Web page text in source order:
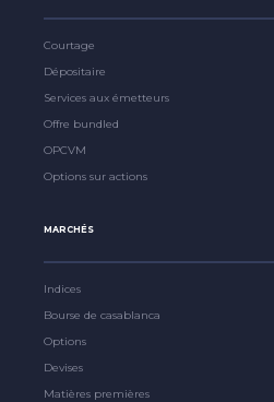
Courtage
Dépositaire
Services aux émetteurs
Offre bundled
OPCVM
Options sur actions
MARCHÉS
Indices
Bourse de casablanca
Options
Devises
Matières premières